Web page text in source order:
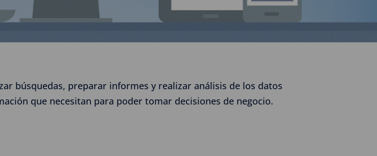
búsquedas, preparar informes y realizar análisis de los datos
que necesitan para poder tomar decisiones de negocio.